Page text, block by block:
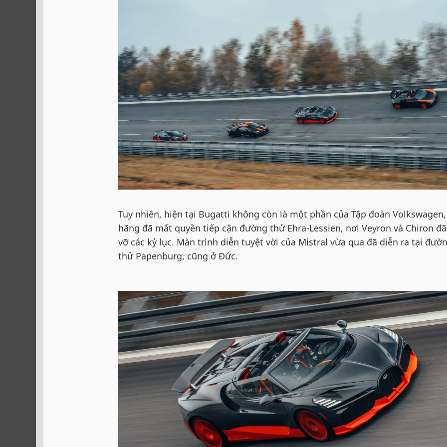
Tuy nhiên, hiện tại Bugatti không còn là một phần của Tập đoàn
hãng đã mất quyền tiếp cận đường thử Ehra-Lessien, nơi Veyron và Chiron
vỡ các kỷ lục. Màn trình diễn tuyệt vời của Mistral vừa qua đã diễn ra tại
thử Papenburg, cũng ở Đức.